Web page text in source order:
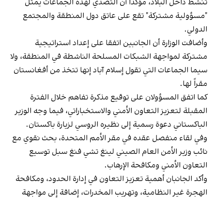
"مسؤولية مشتركة" تقع على عاتق دول المنطقة والمجتمع
الدولي.
وأضافت الوزارة أن الجانبين اتفقا على إعداد استراتيجية
مشتركة لمواجهة الشبكات المسلحة الناشطة في المنطقة، ولا
سيما الجماعات التي تقول إسلام آباد إنها تتخذ من أفغانستان
مقراً لها.
كما اتفق المسؤولان على توقيع مذكرة تفاهم خلال الفترة
المقبلة لتعزيز التعاون الأمني والاستخباراتي، فيما وجه الوزير
الباكستاني دعوة رسمية إلى نظيره الروسي لزيارة باكستان.
وفي لقاء منفصل عقده في مقر الأمم المتحدة، بحث نقوي مع
نائب وزير الأمن العام الصيني لينغ تشي فنغ سبل توسيع
التعاون الأمني ومكافحة الإرهاب.
وأكد الجانبان أهمية تعزيز التعاون في إدارة الحدود، ومكافحة
الهجرة غير النظامية، وتهريب المخدرات، إضافة إلى مواجهة